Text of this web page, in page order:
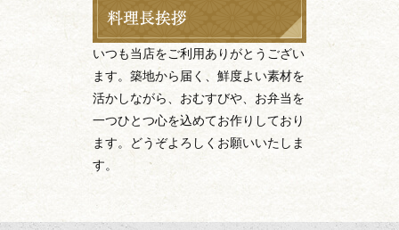
いつも当店をご利用ありがとうござい
ます。築地から届く、鮮度よい素材を
活かしながら、おむすびや、お弁当を
一つひとつ心を込めてお作りしており
ます。どうぞよろしくお願いいたしま
す。